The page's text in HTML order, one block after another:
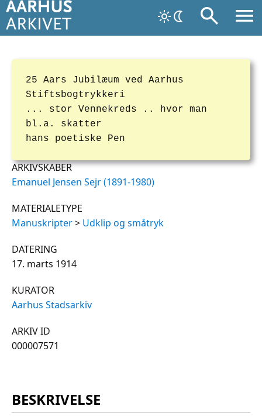
25 Aars Jubilæum ved Aarhus
Stiftsbogtrykkeri
... stor Vennekreds .. hvor man
bl.a. skatter
hans poetiske Pen
ARKIVSKABER
Emanuel Jensen Sejr (1891-1980)
MATERIALETYPE
Manuskripter> Udklip og småtryk
DATERING
17. marts 1914
KURATOR
Aarhus Stadsarkiv
ARKIV ID
000007571
BESKRIVELSE